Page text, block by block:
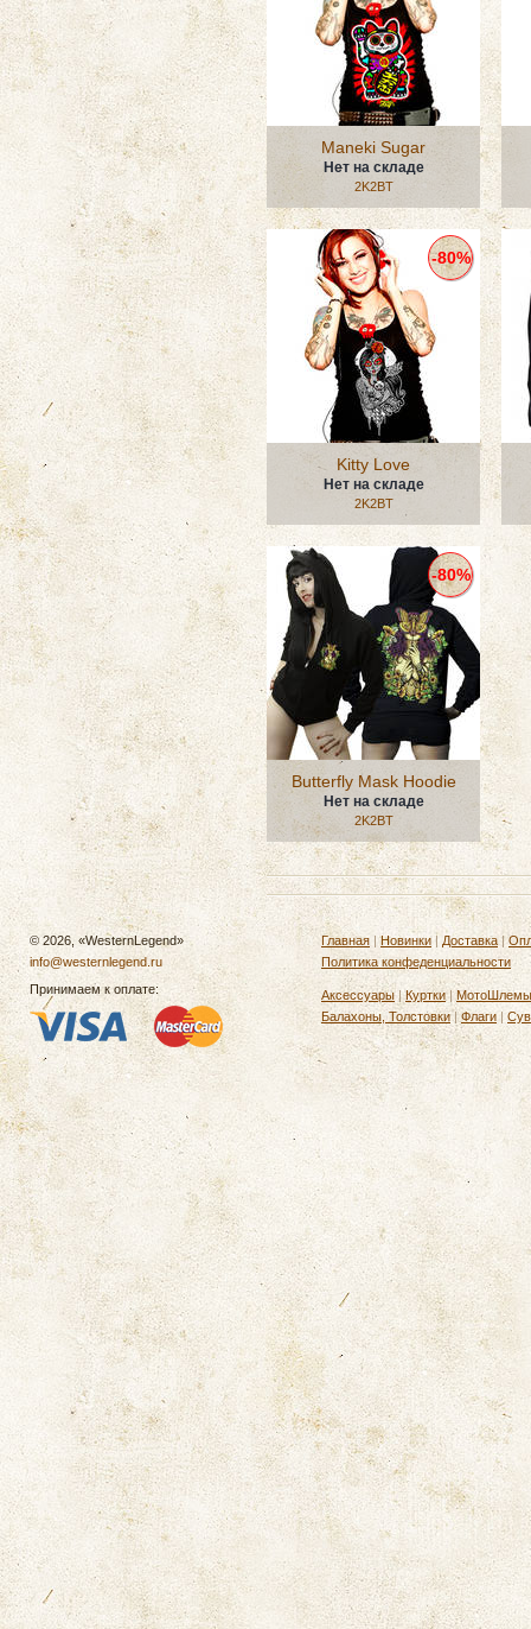
Maneki Sugar
Нет на складе
2K2BT
Kitty Love
Нет на складе
2K2BT
-80%
Butterfly Mask Hoodie
Нет на складе
2K2BT
-80%
© 2026, «WesternLegend»
info@westernlegend.ru
Принимаем к оплате:
Главная |Новинки | Доставка |
Политика конфеденциальности
Аксессуары|Куртки| МотоШлемы
Балахоны, Толстовки|Флаги |